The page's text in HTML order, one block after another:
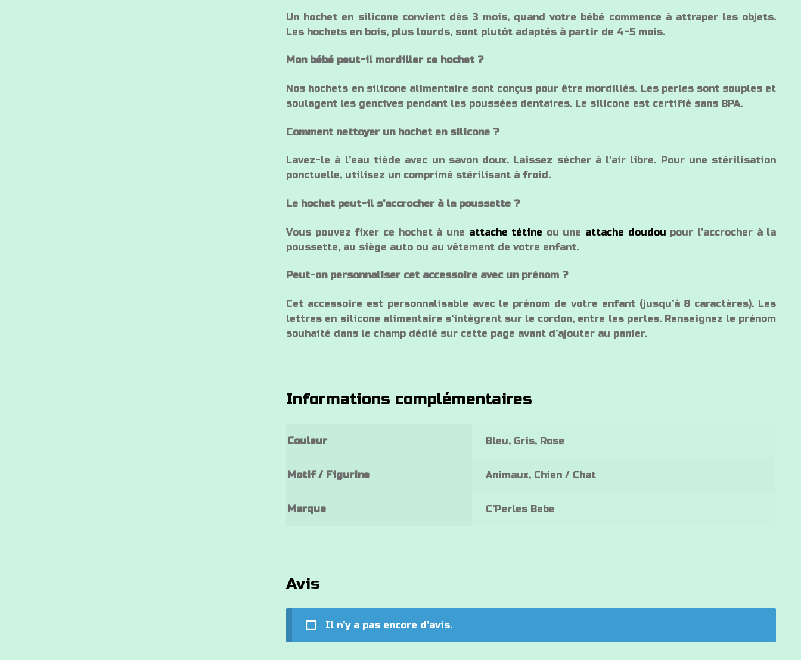
Un hochet en silicone convient dès 3 mois, quand votre bébé commence à attraper les objets.
Les hochets en bois, plus lourds, sont plutôt adaptés à partir de 4-5 mois.
Mon bébé peut-il mordiller ce hochet ?
Nos hochets en silicone alimentaire sont conçus pour être mordillés. Les perles sont souples et
soulagent les gencives pendant les poussées dentaires. Le silicone est certifié sans BPA.
Comment nettoyer un hochet en silicone ?
Lavez-le à l’eau tiède avec un savon doux. Laissez sécher à l’air libre. Pour une stérilisation
ponctuelle, utilisez un comprimé stérilisant à froid.
Le hochet peut-il s’accrocher à la poussette ?
Vous pouvez fixer ce hochet à une attache tétine ou une attache doudou pour l’accrocher à la
poussette, au siège auto ou au vêtement de votre enfant.
Peut-on personnaliser cet accessoire avec un prénom ?
Cet accessoire est personnalisable avec le prénom de votre enfant (jusqu’à 8 caractères). Les
lettres en silicone alimentaire s’intègrent sur le cordon, entre les perles. Renseignez le prénom
souhaité dans le champ dédié sur cette page avant d’ajouter au panier.
Informations complémentaires
Couleur Bleu, Gris, Rose
Motif / Figurine Animaux, Chien / Chat
Marque C'Perles Bebe
Avis
Il n’y a pas encore d’avis.